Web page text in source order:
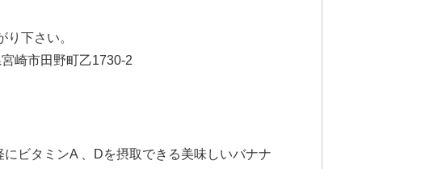
下さい。
市田野町乙1730-2
ビタミンA 、Dを摂取できる美味しいバナナ